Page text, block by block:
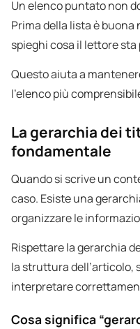
Un elenco puntato non
Prima della lista è
spieghi cosa il lettore sta
Questo aiuta a
l’elenco più
La gerarchia dei
fondamentale
Quando si scrive un
caso. Esiste una
organizzare le
Rispettare la gerarchia
la struttura dell’articolo,
interpretare
Cosa significa